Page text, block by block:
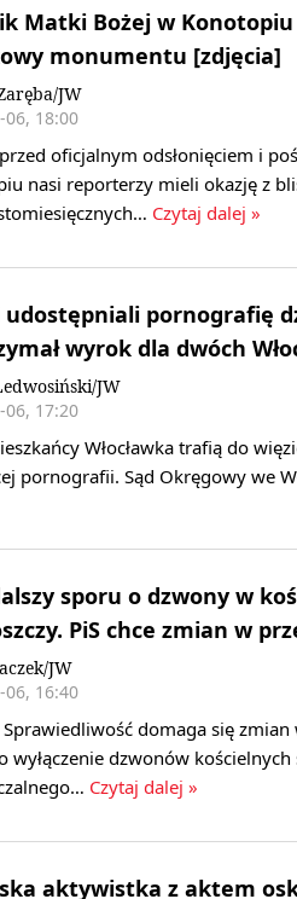
Matki Bożej w
monumentu [zdjęcia]
JW
06, 18:00
przed oficjalnym odsłonięciem i
nasi reporterzy mieli okazję z
Czytaj dalej »
pornografię
wyrok dla dwóch
JW
06, 17:20
Włocławka trafią do
pornografii. Sąd Okręgowy we
sporu o dzwony w
PiS chce zmian w
JW
06, 16:40
domaga się
wyłączenie dzwonów
Czytaj dalej »
aktywistka z aktem